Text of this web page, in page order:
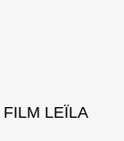
LEÏLA